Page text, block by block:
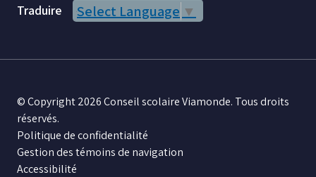
Traduire Select Language ▼
© Copyright 2026 Conseil scolaire Viamonde. Tous droits
réservés.
Politique de confidentialité
Gestion des témoins de navigation
Accessibilité